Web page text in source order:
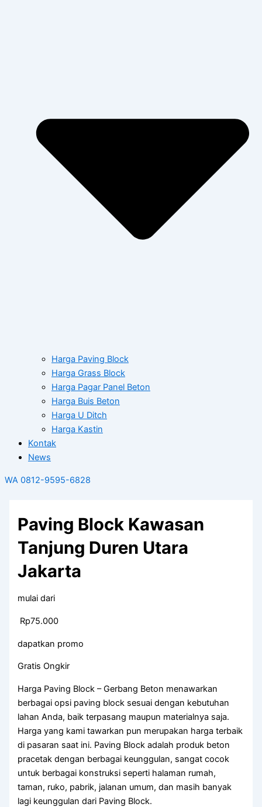
Harga Paving Block
Harga Grass Block
Harga Pagar Panel Beton
Harga Buis Beton
Harga U Ditch
Harga Kastin
Kontak
News
WA 0812-9595-6828
Paving Block Kawasan
Tanjung Duren Utara
Jakarta
mulai dari
Rp75.000
dapatkan promo
Gratis Ongkir
Harga Paving Block – Gerbang Beton menawarkan
berbagai opsi paving block sesuai dengan kebutuhan
lahan Anda, baik terpasang maupun materialnya saja.
Harga yang kami tawarkan pun merupakan harga terbaik
di pasaran saat ini. Paving Block adalah produk beton
pracetak dengan berbagai keunggulan, sangat cocok
untuk berbagai konstruksi seperti halaman rumah,
taman, ruko, pabrik, jalanan umum, dan masih banyak
lagi keunggulan dari Paving Block.